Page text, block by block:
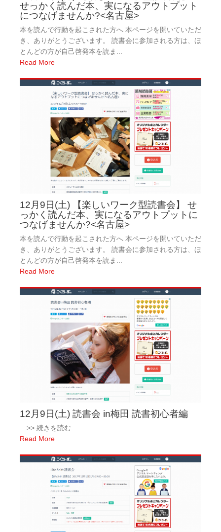
せっかく読んだ本、実になるアウトプット
につなげませんか?<名古屋>
本を読んで行動を起こされた方へ 本ページを開いていただ
き、ありがとうございます。 読書会に参加される方は、ほ
とんどの方が自己啓発本を読ま...
Read More
12月9日(土) 【楽しいワーク型読書会】 せ
っかく読んだ本、実になるアウトプットに
つなげませんか?<名古屋>
本を読んで行動を起こされた方へ 本ページを開いていただ
き、ありがとうございます。 読書会に参加される方は、ほ
とんどの方が自己啓発本を読ま...
Read More
12月9日(土) 読書会 in梅田 読書初心者編
…>> 続きを読む...
Read More